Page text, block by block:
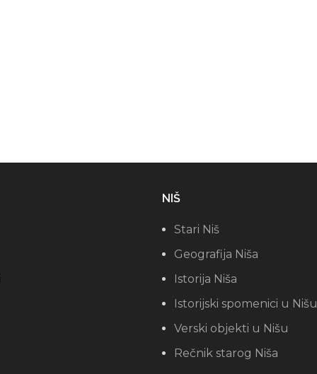
NIŠ
Stari Niš
Geografija Niša
Istorija Niša
Istorijski spomenici u Nišu
Verski objekti u Nišu
Rečnik starog Niša